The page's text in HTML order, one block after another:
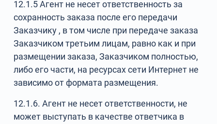
12.1.5 Агент не несет ответственность за
сохранность заказа после его передачи
Заказчику , в том числе при передаче заказа
Заказчиком третьим лицам, равно как и при
размещении заказа, Заказчиком полностью,
либо его части, на ресурсах сети Интернет не
зависимо от формата размещения.
12.1.6. Агент не несет ответственности, не
может выступать в качестве ответчика в